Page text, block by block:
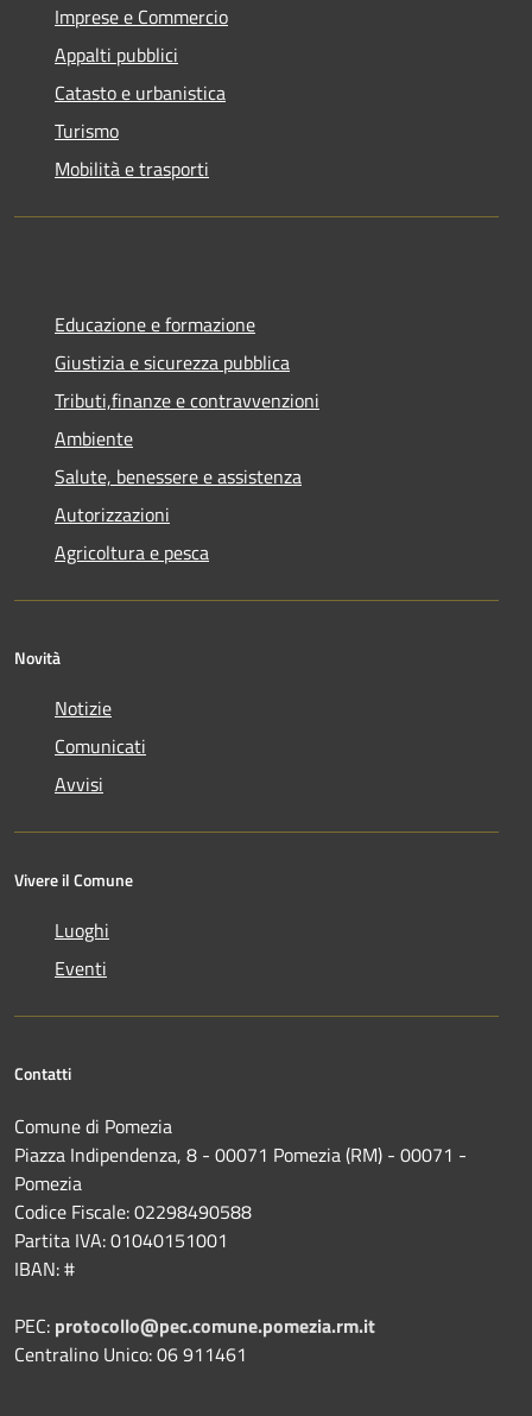
Imprese e Commercio
Appalti pubblici
Catasto e urbanistica
Turismo
Mobilità e trasporti
Educazione e formazione
Giustizia e sicurezza pubblica
Tributi,finanze e contravvenzioni
Ambiente
Salute, benessere e assistenza
Autorizzazioni
Agricoltura e pesca
Novità
Notizie
Comunicati
Avvisi
Vivere il Comune
Luoghi
Eventi
Contatti
Comune di Pomezia
Piazza Indipendenza, 8 - 00071 Pomezia (RM) - 00071 -
Pomezia
Codice Fiscale: 02298490588
Partita IVA: 01040151001
IBAN: #
PEC: protocollo@pec.comune.pomezia.rm.it
Centralino Unico: 06 911461